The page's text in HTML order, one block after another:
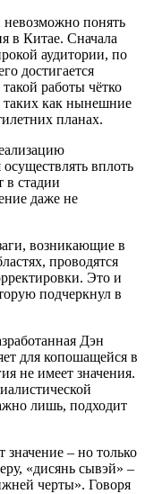
невозможно понять
в Китае. Сначала
аудитории, по
достигается
работы чётко
таких как нынешние
планах.
вплоть
в стадии
даже не
возникающие в
проводятся
Это и
подчеркнул в
Дэн
для копошащейся в
не имеет значения.
лишь, подходит
значение – но только
«дисянь сывэй» –
черты». Говоря